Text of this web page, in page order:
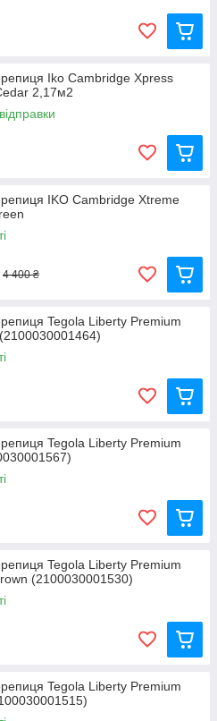
Iko Cambridge Xpress
2,17м2
IKO Cambridge Xtreme
4 400 ₴
Tegola Liberty Premium
Tegola Liberty Premium
Tegola Liberty Premium
(2100030001530)
Tegola Liberty Premium